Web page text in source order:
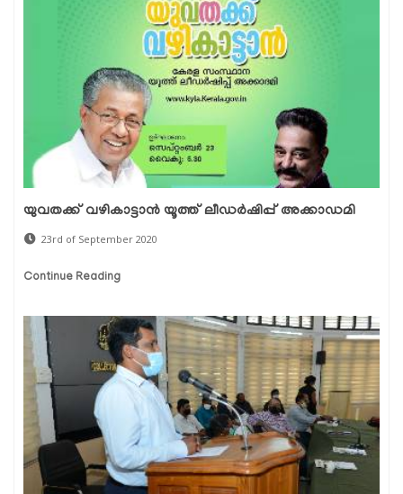
യുവതക്ക് വഴികാട്ടാന്‍ യൂത്ത് ലീഡര്‍ഷിപ്പ് അക്കാഡമി
23rd of September 2020
Continue Reading